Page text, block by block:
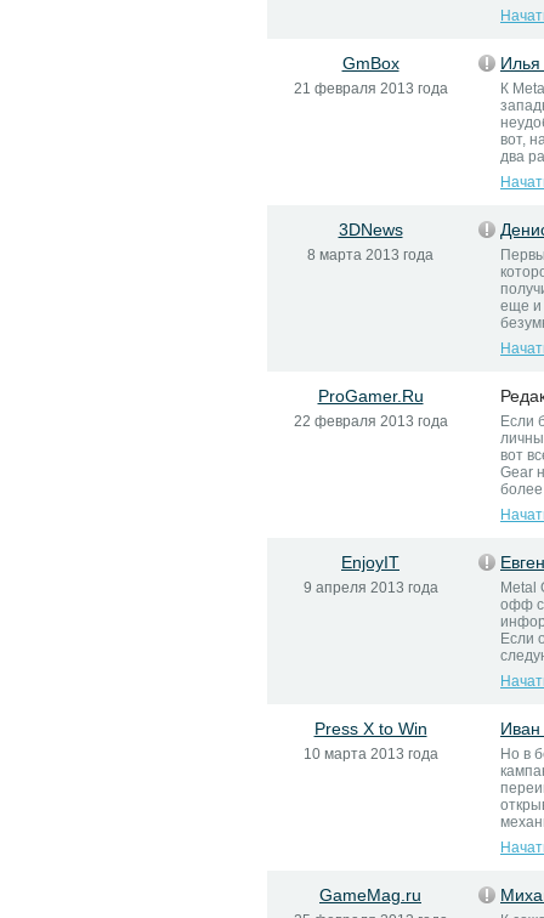
GmBox
21 февраля 2013 года
Илья
К
вот,
два
3DNews
8 марта 2013 года
еще и
ProGamer.Ru
22 февраля 2013 года
Если
вот
Gear
более
EnjoyIT
9 апреля 2013 года
Metal
офф
Если
Press X to Win
10 марта 2013 года
Иван
Но в
GameMag.ru